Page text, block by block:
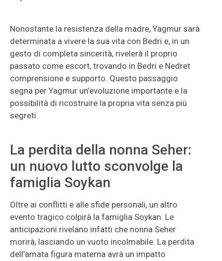
Nonostante la resistenza della madre, Yagmur sarà
determinata a vivere la sua vita con Bedri e, in un
gesto di completa sincerità, rivelerà il proprio
passato come escort, trovando in Bedri e Nedret
comprensione e supporto. Questo passaggio
segna per Yagmur un’evoluzione importante e la
possibilità di ricostruire la propria vita senza più
segreti.
La perdita della nonna Seher:
un nuovo lutto sconvolge la
famiglia Soykan
Oltre ai conflitti e alle sfide personali, un altro
evento tragico colpirà la famiglia Soykan. Le
anticipazioni rivelano infatti che nonna Seher
morirà, lasciando un vuoto incolmabile. La perdita
dell’amata figura materna avrà un impatto